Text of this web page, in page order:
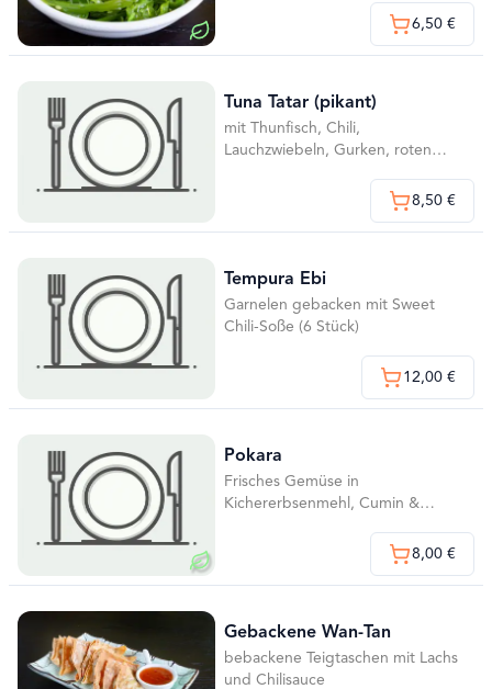
6,50 €
Tuna Tatar (pikant)
mit Thunfisch, Chili,
Lauchzwiebeln, Gurken, roten
8,50 €
Tempura Ebi
Garnelen gebacken mit Sweet
Chili-Soße (6 Stück)
12,00 €
Pokara
Frisches Gemüse in
Kichererbsenmehl, Cumin &
8,00 €
Gebackene Wan-Tan
bebackene Teigtaschen mit Lachs
und Chilisauce